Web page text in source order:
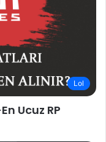
Lol
Ucuz RP